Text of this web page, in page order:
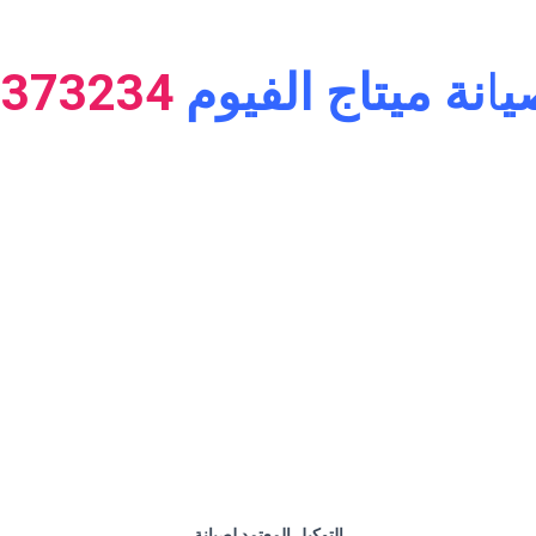
انة ميتاج الفيوم